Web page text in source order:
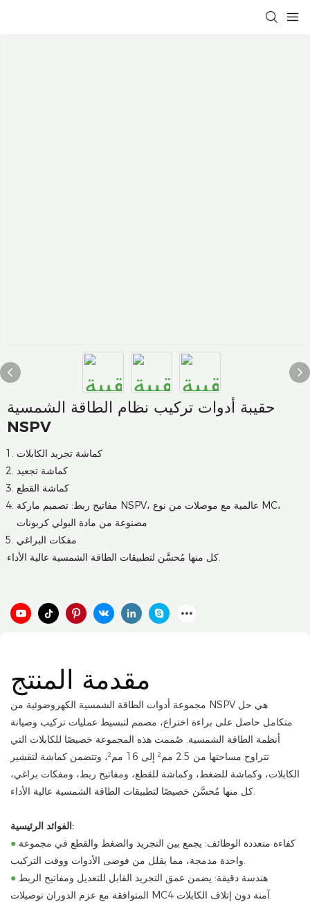
حقيبة أدوات تركيب نظام الطاقة الشمسية
NSPV
كماشة تجريد الكابلات
كماشة تجعيد
كماشة القطع
مفاتيح ربط: تصميم ماركة NSPV، عالمية مع موصلات من نوع MC،
مصنوعة من مادة البولي كربونات
مفكات البراغي
كل منها مُحسَّن لتطبيقات الطاقة الشمسية عالية الأداء.
مقدمة المنتج
مجموعة أدوات الطاقة الشمسية الكهروضوئية من NSPV هي حل
متكامل حاصل على براءة اختراع، مصمم لتبسيط عمليات تركيب وصيانة
أنظمة الطاقة الشمسية. صُممت هذه المجموعة خصيصًا للكابلات التي
تتراوح مساحتها من 2.5 مم² إلى 16 مم²، وتتضمن كماشة لتقشير
الكابلات، وكماشة للضغط، وكماشة للقطع، ومفاتيح ربط، ومفكات براغي،
كل منها مُحسَّن خصيصًا لتطبيقات الطاقة الشمسية عالية الأداء.
الفوائد الرئيسية:
●
واحدة مدمجة، مما يقلل من فوضى الأدوات ووقت التركيب.
● هندسة دقيقة: يضمن عمق التجريد القابل للتعديل ومفاتيح الربط
المتوافقة مع عزم الدوران توصيلات MC4 آمنة دون إتلاف الكابلات.